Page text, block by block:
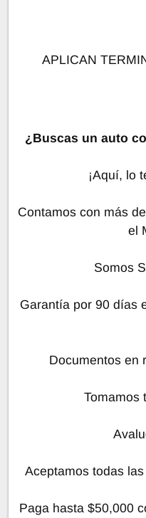
APLICAN
¿Buscas un auto
¡Aquí, lo
Contamos con más
el
Somos
Garantía por 90 días
Documentos en
Tomamos
Aceptamos todas
Paga hasta $50,000